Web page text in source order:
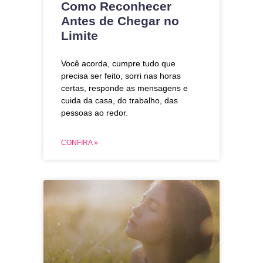
Como Reconhecer
Antes de Chegar no
Limite
Você acorda, cumpre tudo que
precisa ser feito, sorri nas horas
certas, responde as mensagens e
cuida da casa, do trabalho, das
pessoas ao redor.
CONFIRA »